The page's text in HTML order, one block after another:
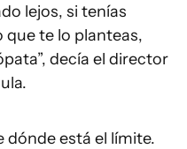
lejos, si tenías
que te lo planteas,
decía el director
dónde está el límite.